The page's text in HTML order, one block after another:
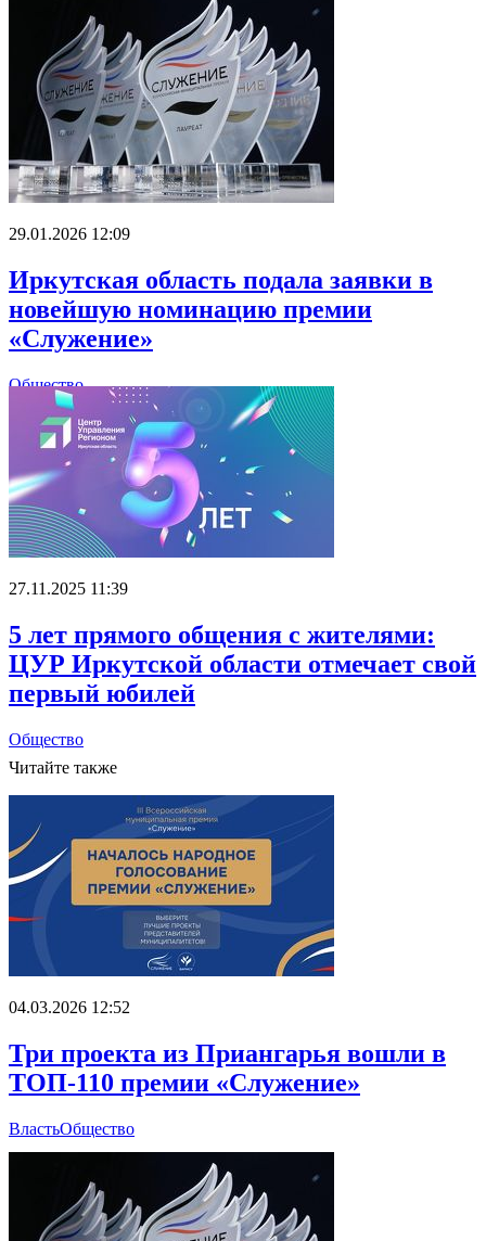
29.01.2026 12:09
Иркутская область подала заявки в
новейшую номинацию премии
«Служение»
Общество
27.11.2025 11:39
5 лет прямого общения с жителями:
ЦУР Иркутской области отмечает свой
первый юбилей
Общество
Читайте также
04.03.2026 12:52
Три проекта из Приангарья вошли в
ТОП-110 премии «Служение»
ВластьОбщество